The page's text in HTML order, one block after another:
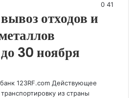
0 41
отходов и
30 ноября
123RF.com Действующее
из страны